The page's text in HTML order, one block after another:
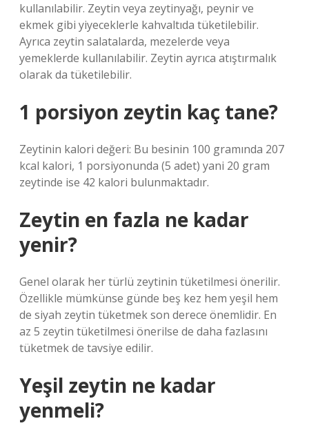
kullanılabilir. Zeytin veya zeytinyağı, peynir ve
ekmek gibi yiyeceklerle kahvaltıda tüketilebilir.
Ayrıca zeytin salatalarda, mezelerde veya
yemeklerde kullanılabilir. Zeytin ayrıca atıştırmalık
olarak da tüketilebilir.
1 porsiyon zeytin kaç tane?
Zeytinin kalori değeri: Bu besinin 100 gramında 207
kcal kalori, 1 porsiyonunda (5 adet) yani 20 gram
zeytinde ise 42 kalori bulunmaktadır.
Zeytin en fazla ne kadar
yenir?
Genel olarak her türlü zeytinin tüketilmesi önerilir.
Özellikle mümkünse günde beş kez hem yeşil hem
de siyah zeytin tüketmek son derece önemlidir. En
az 5 zeytin tüketilmesi önerilse de daha fazlasını
tüketmek de tavsiye edilir.
Yeşil zeytin ne kadar
yenmeli?